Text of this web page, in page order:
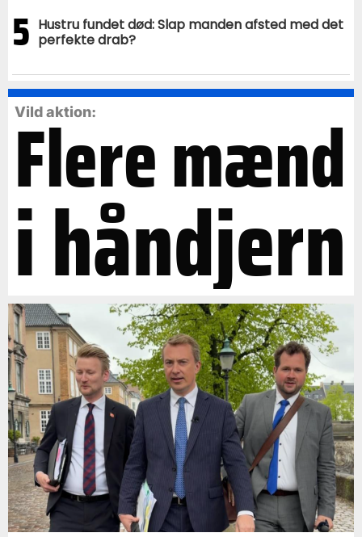
5 Hustru fundet død: Slap manden afsted med det
perfekte drab?
Vild aktion:
Flere mænd
i håndjern